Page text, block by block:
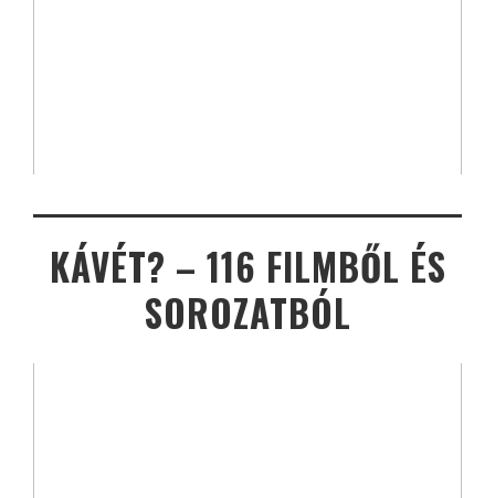
KÁVÉT? – 116 FILMBŐL ÉS
SOROZATBÓL